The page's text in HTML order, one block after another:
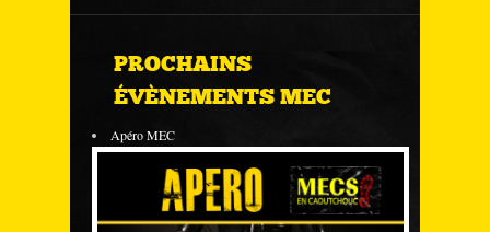
PROCHAINS
ÉVÈNEMENTS MEC
Apéro MEC